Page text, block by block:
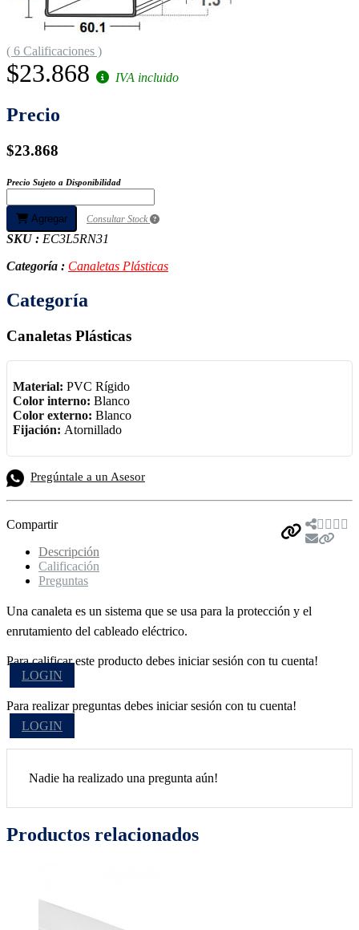
( 6 Calificaciones )
$23.868 IVA incluido
Precio
$23.868
Precio Sujeto a Disponibilidad
Agregar Consultar Stock
SKU : EC3L5RN31
Categoría : Canaletas Plásticas
Categoría
Canaletas Plásticas
Material: PVC Rígido
Color interno: Blanco
Color externo: Blanco
Fijación: Atornillado
Pregúntale a un Asesor
Compartir
Descripción
Calificación
Preguntas
Una canaleta es un sistema que se usa para la protección y el
enrutamiento del cableado eléctrico.
Para calificar este producto debes iniciar sesión con tu cuenta!
LOGIN
Para realizar preguntas debes iniciar sesión con tu cuenta!
LOGIN
Nadie ha realizado una pregunta aún!
Productos relacionados